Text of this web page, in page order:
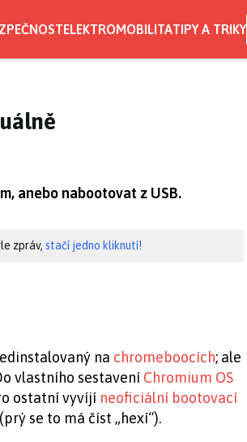
ELEKTROMOBILITATIPY A TRIKY
anebo nabootovat z USB.
zpráv, stačí jedno kliknutí!
na chromeboocích; ale
vlastního sestavení Chromium OS
ostatní vyvíjí neoficiální bootovací
(prý se to má číst „hexí“).